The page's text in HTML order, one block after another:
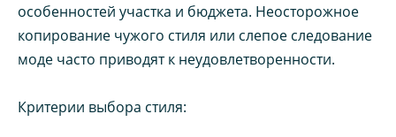
особенностей участка и бюджета. Неосторожное
копирование чужого стиля или слепое следование
моде часто приводят к неудовлетворенности.
Критерии выбора стиля: